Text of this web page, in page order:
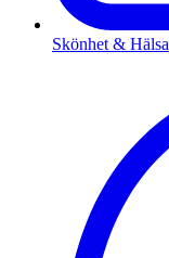
Skönhet & Hälsa